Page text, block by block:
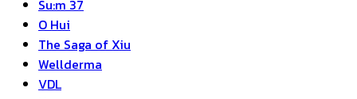
Su:m 37
O Hui
The Saga of Xiu
Wellderma
VDL